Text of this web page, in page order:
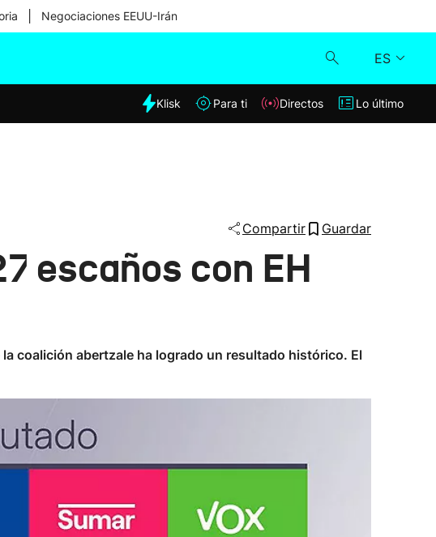
Negociaciones EEUU-Irán
ES
Klisk
Klisk Para ti Directos Lo último
Compartir Guardar
escaños con EH
coalición abertzale ha logrado un resultado histórico. El